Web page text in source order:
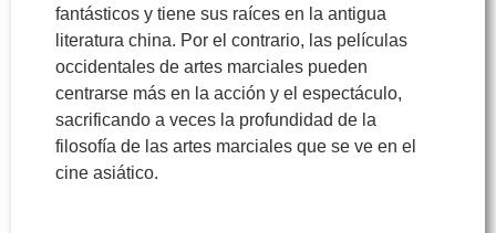
fantásticos y tiene sus raíces en la antigua
literatura china. Por el contrario, las películas
occidentales de artes marciales pueden
centrarse más en la acción y el espectáculo,
sacrificando a veces la profundidad de la
filosofía de las artes marciales que se ve en el
cine asiático.